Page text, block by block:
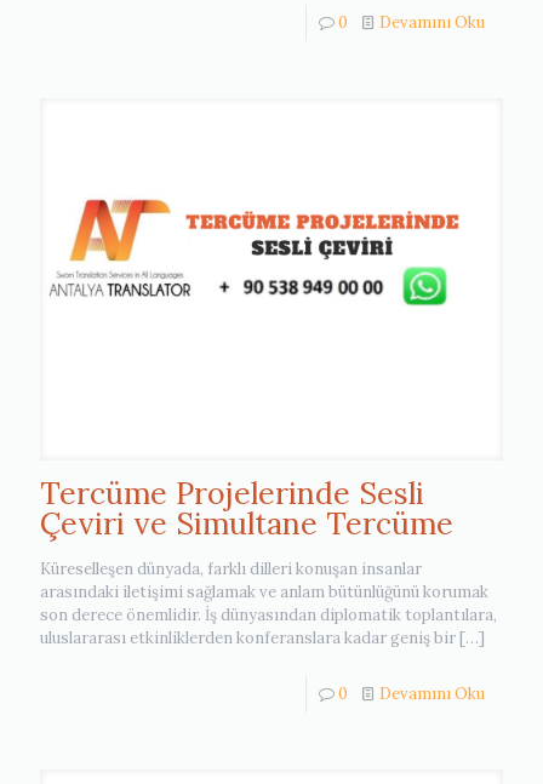
0 Devamını Oku
Tercüme Projelerinde Sesli
Çeviri ve Simultane Tercüme
Küreselleşen dünyada, farklı dilleri konuşan insanlar
arasındaki iletişimi sağlamak ve anlam bütünlüğünü korumak
son derece önemlidir. İş dünyasından diplomatik toplantılara,
uluslararası etkinliklerden konferanslara kadar geniş bir […]
0 Devamını Oku